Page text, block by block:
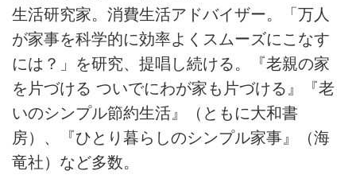
生活研究家。消費生活アドバイザー。「万人
が家事を科学的に効率よくスムーズにこなす
には？」を研究、提唱し続ける。『老親の家
を片づける ついでにわが家も片づける』『老
いのシンプル節約生活』（ともに大和書
房）、『ひとり暮らしのシンプル家事』（海
竜社）など多数。